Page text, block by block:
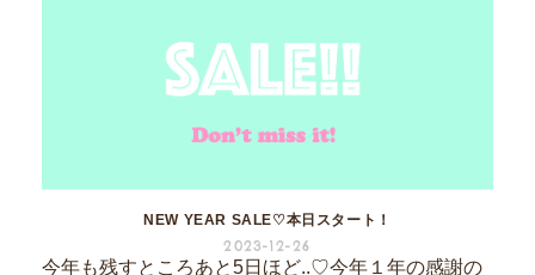
NEW YEAR SALE♡本日スタート！
2023-12-26
今年も残すところあと5日ほど..♡今年１年の感謝の